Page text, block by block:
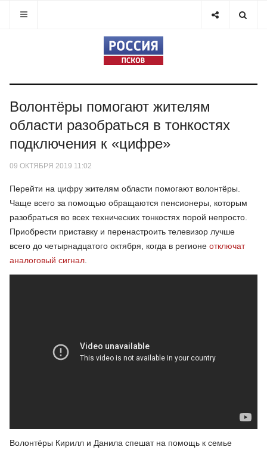
Волонтёры помогают жителям
области разобраться в тонкостях
подключения к «цифре»
09 ОКТЯБРЯ 2019 11:02
Перейти на цифру жителям области помогают волонтёры.
Чаще всего за помощью обращаются пенсионеры, которым
разобраться во всех технических тонкостях порой непросто.
Приобрести приставку и перенастроить телевизор лучше
всего до четырнадцатого октября, когда в регионе отключат
аналоговый сигнал
Волонтёры Кирилл и Данила спешат на помощь к семье